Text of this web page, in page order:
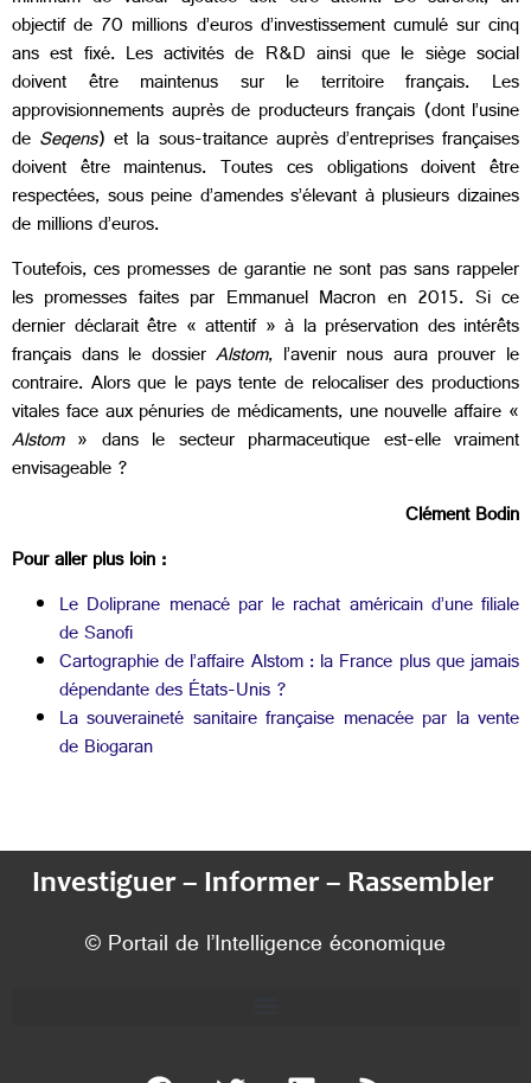
objectif de 70 millions d’euros d’investissement cumulé sur cinq
ans est fixé. Les activités de R&D ainsi que le siège social
doivent être maintenus sur le territoire français. Les
approvisionnements auprès de producteurs français (dont l’usine
de Seqens) et la sous-traitance auprès d’entreprises françaises
doivent être maintenus. Toutes ces obligations doivent être
respectées, sous peine d’amendes s’élevant à plusieurs dizaines
de millions d’euros.
Toutefois, ces promesses de garantie ne sont pas sans rappeler
les promesses faites par Emmanuel Macron en 2015. Si ce
dernier déclarait être « attentif » à la préservation des intérêts
français dans le dossierAlstom, l’avenir nous aura prouver le
contraire. Alors que le pays tente de relocaliser des productions
vitales face aux pénuries de médicaments, une nouvelle affaire «
Alstom » dans le secteur pharmaceutique est-elle vraiment
envisageable ?
Clément Bodin
Pour aller plus loin :
Le Doliprane menacé par le rachat américain d’une filiale
de Sanofi
Cartographie de l’affaire Alstom : la France plus que jamais
dépendante des États-Unis ?
La souveraineté sanitaire française menacée par la vente
de Biogaran
Investiguer – Informer – Rassembler
© Portail de l’Intelligence économique